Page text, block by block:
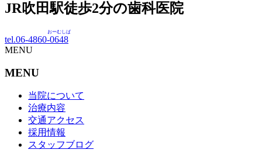
JR吹田駅徒歩2分の歯科医院
tel.06-4860-0648
おーむしば
MENU
MENU
当院について
治療内容
交通アクセス
採用情報
スタッフブログ